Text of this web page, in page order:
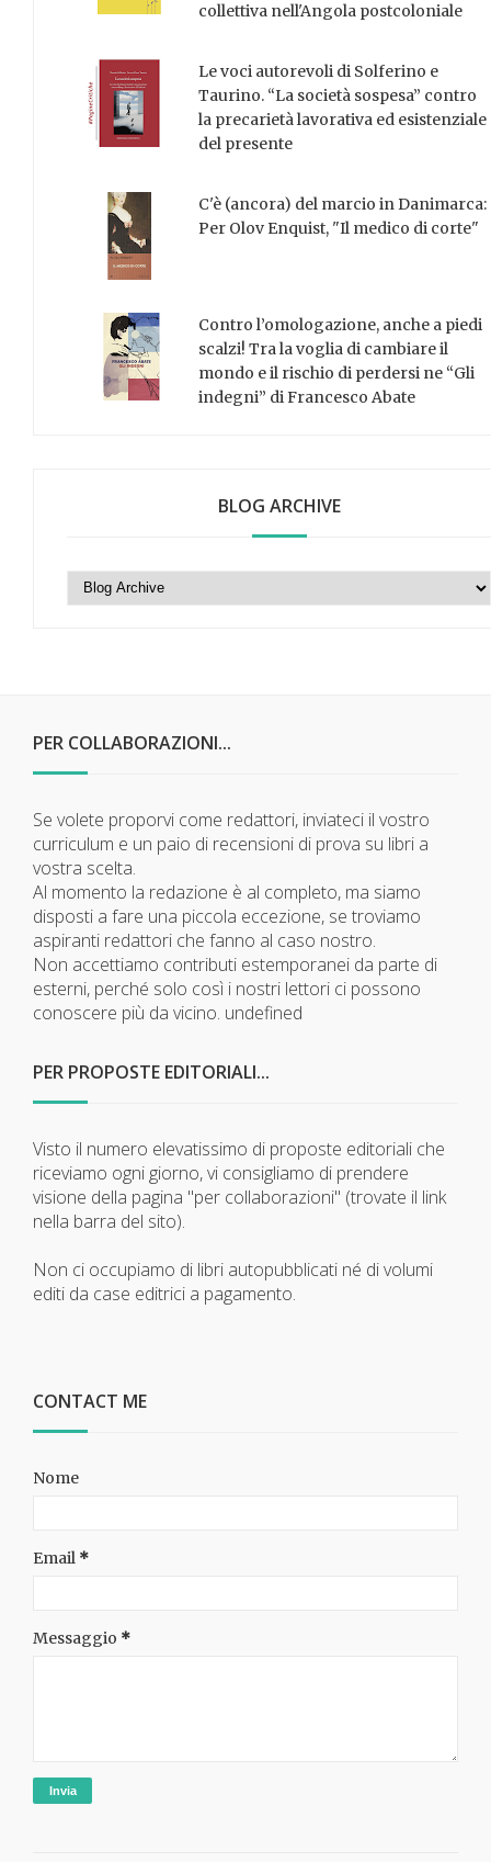
collettiva nell'Angola postcoloniale
Le voci autorevoli di Solferino e
Taurino. “La società sospesa” contro
la precarietà lavorativa ed esistenziale
del presente
C'è (ancora) del marcio in Danimarca:
Per Olov Enquist, "Il medico di corte"
Contro l’omologazione, anche a piedi
scalzi! Tra la voglia di cambiare il
mondo e il rischio di perdersi ne “Gli
indegni” di Francesco Abate
BLOG ARCHIVE
PER COLLABORAZIONI...
Se volete proporvi come redattori, inviateci il vostro
curriculum e un paio di recensioni di prova su libri a
vostra scelta.
Al momento la redazione è al completo, ma siamo
disposti a fare una piccola eccezione, se troviamo
aspiranti redattori che fanno al caso nostro.
Non accettiamo contributi estemporanei da parte di
esterni, perché solo così i nostri lettori ci possono
conoscere più da vicino. undefined
PER PROPOSTE EDITORIALI...
Visto il numero elevatissimo di proposte editoriali che
riceviamo ogni giorno, vi consigliamo di prendere
visione della pagina "per collaborazioni" (trovate il link
nella barra del sito).
Non ci occupiamo di libri autopubblicati né di volumi
editi da case editrici a pagamento.
CONTACT ME
Nome
Email *
Messaggio *